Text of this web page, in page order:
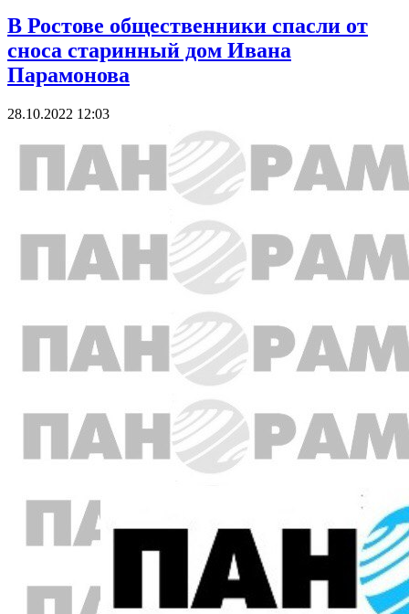
В Ростове общественники спасли от
сноса старинный дом Ивана
Парамонова
28.10.2022 12:03